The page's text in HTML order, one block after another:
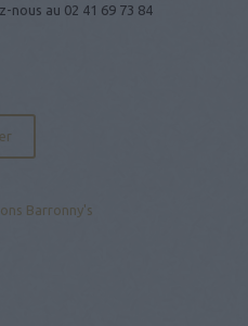
nous au 02 41 69 73 84
Barronny's